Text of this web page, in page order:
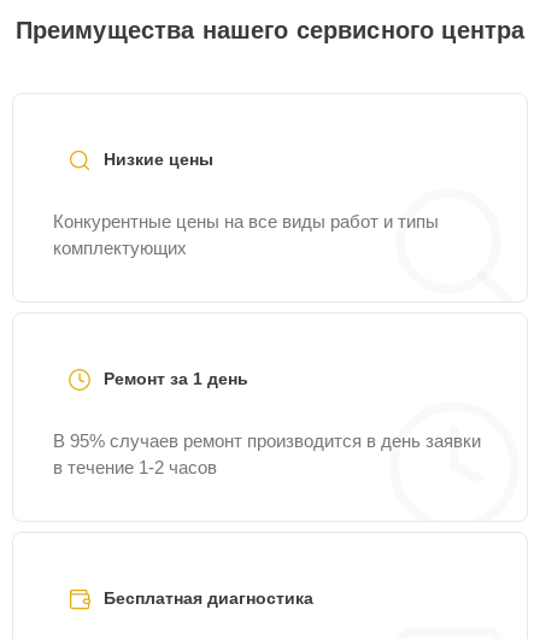
Преимущества нашего сервисного центра
Низкие цены
Конкурентные цены на все виды работ и типы
комплектующих
Ремонт за 1 день
В 95% случаев ремонт производится в день заявки
в течение 1-2 часов
Бесплатная диагностика